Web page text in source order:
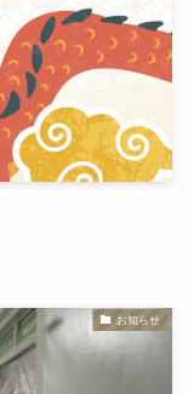
お知らせ